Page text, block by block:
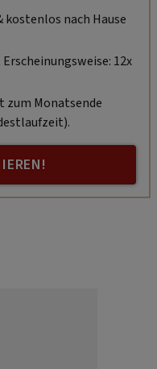
nach Hause
12x
Monatsende